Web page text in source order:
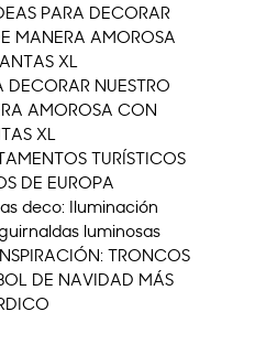
PARA DECORAR
MANERA AMOROSA
XL
DECORAR NUESTRO
AMOROSA CON
XL
TURÍSTICOS
DE EUROPA
deco: Iluminación
luminosas
TRONCOS
DE NAVIDAD MÁS